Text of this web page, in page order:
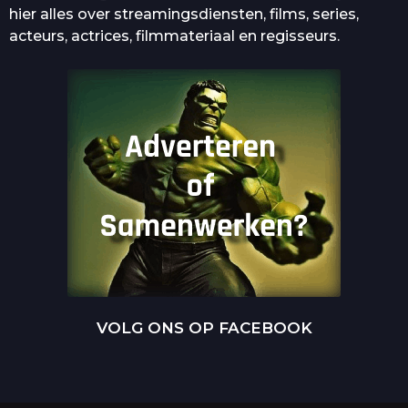
hier alles over streamingsdiensten, films, series,
acteurs, actrices, filmmateriaal en regisseurs.
VOLG ONS OP FACEBOOK